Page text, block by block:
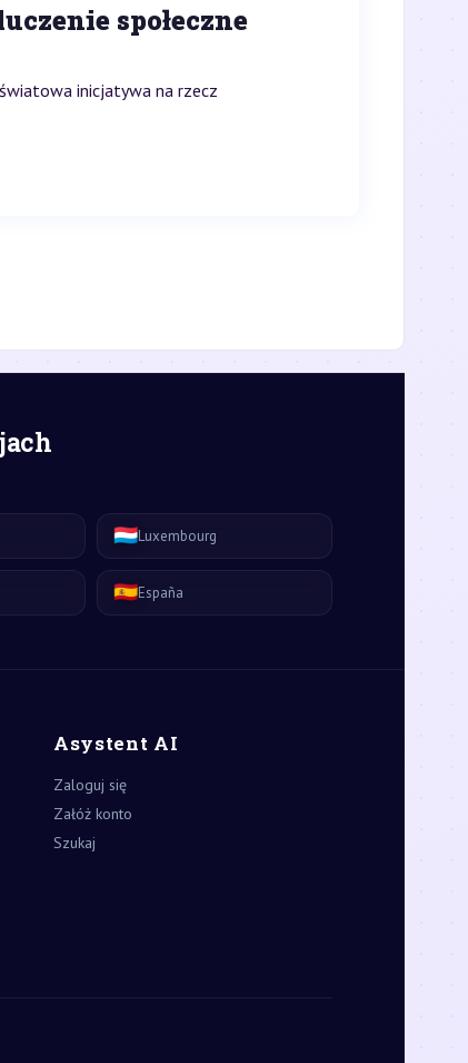
społeczne
inicjatywa na rzecz
🇱🇺Luxembourg
🇪🇸España
Asystent AI
Zaloguj się
Załóż konto
Szukaj